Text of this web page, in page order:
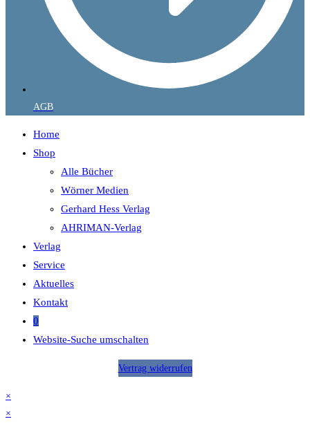
AGB
Home
Shop
Alle Bücher
Wörner Medien
Gerhard Hess Verlag
AHRIMAN-Verlag
Verlag
Service
Aktuelles
Kontakt
0
Website-Suche umschalten
Vertrag widerrufen
×
×